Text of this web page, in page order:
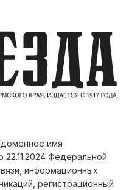
имя
22.11.2024 Федеральной
информационных
регистрационный